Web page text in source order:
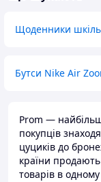
Щоденники
Бутси Nike Air
Prom —
покупців
цуциків до
країни
товарів в одному